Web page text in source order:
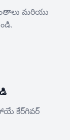
మరియు
కేర్‌గివర్